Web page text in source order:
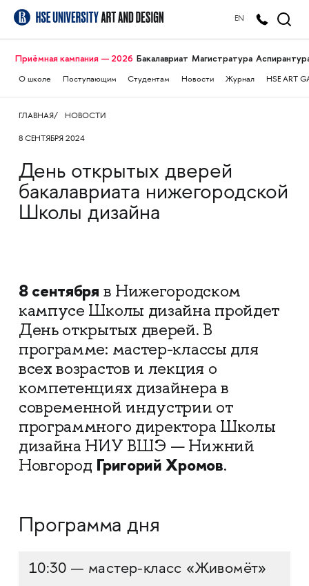
EN
Приёмная кампания — 2026 Бакалавриат Магистратура
О школе Поступающим Студентам Новости Журнал HSE ART
ГЛАВНАЯ НОВОСТИ
8 СЕНТЯБРЯ 2024
День открытых дверей
бакалавриата нижегородской
Школы дизайна
8 сентября в Нижегородском
кампусе Школы дизайна пройдет
День открытых дверей. В
программе: мастер-классы для
всех возрастов и лекция о
компетенциях дизайнера в
современной индустрии от
программного директора Школы
дизайна НИУ ВШЭ — Нижний
Новгород Григорий Хромов.
Программа дня
10:30 — мастер-класс «Живомёт»